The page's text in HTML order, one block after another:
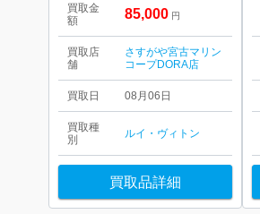
買取金
額
85,000 円
買取店
舗
さすがや宮古マリン
コープDORA店
買取日 08月06日
買取種
別
ルイ・ヴィトン
買取品詳細